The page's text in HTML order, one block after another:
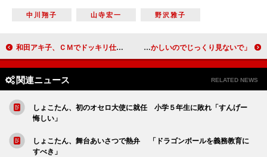
中川翔子 山寺宏一 野沢雅子
和田アキ子、ＣＭでドッキリ仕掛け人に 剛力＆森三中が仰天＆絶句 ＡＡＡ與、写真集で女装に初挑戦 「恥ずかしいのでじっくり見ないで」
関連ニュース RELATED NEWS
しょこたん、初のオセロ大使に就任 小学５年生に敗れ「すんげー
悔しい」
しょこたん、舞台あいさつで熱弁 「ドラゴンボールを義務教育に
すべき」